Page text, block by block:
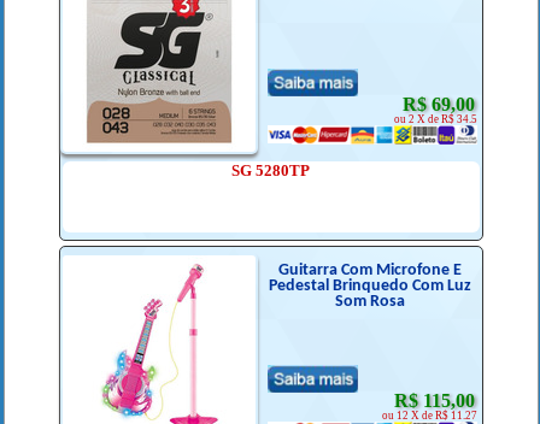
R$ 69,00
ou 2 X de R$ 34.5
SG 5280TP
Guitarra Com Microfone E
Pedestal Brinquedo Com Luz
Som Rosa
R$ 115,00
ou 12 X de R$ 11.27